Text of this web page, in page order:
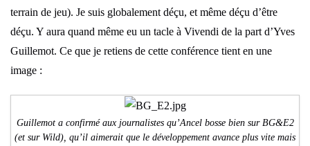
terrain de jeu). Je suis globalement déçu, et même déçu d’être
déçu. Y aura quand même eu un tacle à Vivendi de la part d’Yves
Guillemot. Ce que je retiens de cette conférence tient en une
image :
Guillemot a confirmé aux journalistes qu’Ancel bosse bien sur BG&E2
(et sur Wild), qu’il aimerait que le développement avance plus vite mais